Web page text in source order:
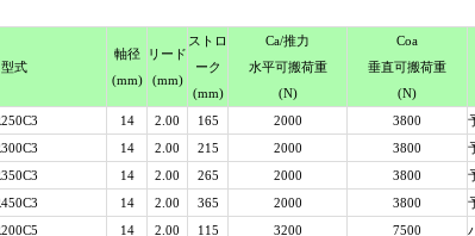
型式
軸径
(mm)
リード
(mm)
スト ロ
ーク
(mm)
Ca/推力
水平可搬荷重
(N)
Coa
垂直可搬荷重
(N)
14 2.00 165 2000 3800
14 2.00 215 2000 3800
14 2.00 265 2000 3800
14 2.00 365 2000 3800
14 2.00 115 3200 7500